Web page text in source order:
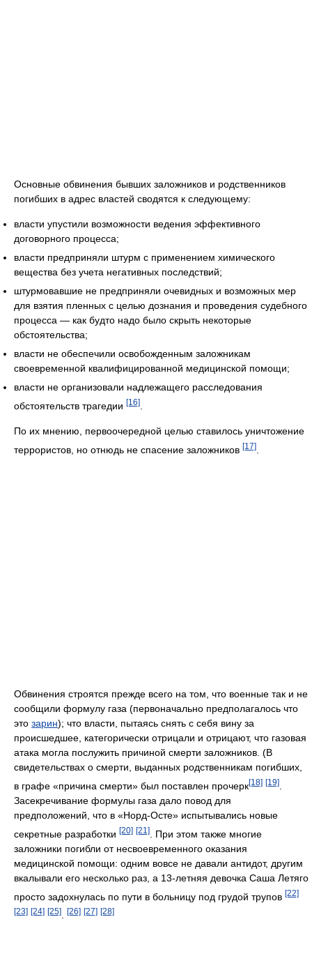
Основные обвинения бывших заложников и родственников
погибших в адрес властей сводятся к следующему:
власти упустили возможности ведения эффективного
договорного процесса;
власти предприняли штурм с применением химического
вещества без учета негативных последствий;
штурмовавшие не предприняли очевидных и возможных мер
для взятия пленных с целью дознания и проведения судебного
процесса — как будто надо было скрыть некоторые
обстоятельства;
власти не обеспечили освобожденным заложникам
своевременной квалифицированной медицинской помощи;
власти не организовали надлежащего расследования
обстоятельств трагедии [16]
По их мнению, первоочередной целью ставилось уничтожение
террористов, но отнюдь не спасение заложников [17]
Обвинения строятся прежде всего на том, что военные так и не
сообщили формулу газа (первоначально предполагалось что
это зарин); что власти, пытаясь снять с себя вину за
происшедшее, категорически отрицали и отрицают, что газовая
атака могла послужить причиной смерти заложников. (В
свидетельствах о смерти, выданных родственникам погибших,
в графе «причина смерти» был поставлен прочерк[18] [19]
Засекречивание формулы газа дало повод для
предположений, что в «Норд-Осте» испытывались новые
секретные разработки [20] [21]
. При этом также многие
заложники погибли от несвоевременного оказания
медицинской помощи: одним вовсе не давали антидот, другим
вкалывали его несколько раз, а 13-летняя девочка Саша Летяго
просто задохнулась по пути в больницу под грудой трупов [22]
[23] [24] [25] [26] [27] [28]